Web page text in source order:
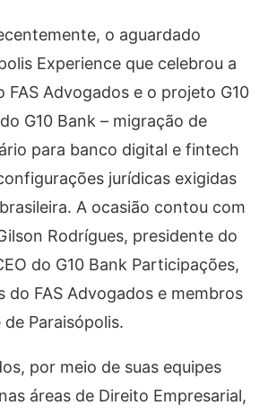
o aguardado
Experience que celebrou a
FAS Advogados e o projeto G10
G10 Bank – migração de
para banco digital e fintech
jurídicas exigidas
A ocasião contou com
Rodrígues, presidente do
do G10 Bank Participações,
do FAS Advogados e membros
Paraisópolis.
por meio de suas equipes
áreas de Direito Empresarial,